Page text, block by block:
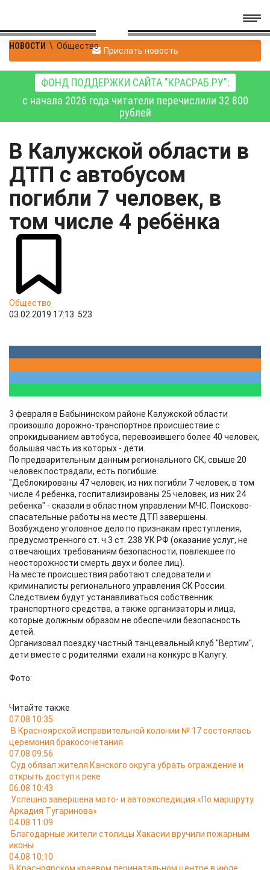
НОВОСТИ \ Общество Прислать новость
ФОНД ПОДДЕРЖКИ САЙТА "КРАСРАБ.РУ":
с начала 2026 года читатели перечислили 32 800
рублей
В Калужской области в
ДТП с автобусом
погибли 7 человек, в
том числе 4 ребёнка
Общество
03.02.2019 17:13 523
3 февраля в Бабынинском районе Калужской области
произошло дорожно-транспортное происшествие с
опрокидыванием автобуса, перевозившего более 40 человек,
большая часть из которых - дети.
По предварительным данным регионального СК, свыше 20
человек пострадали, есть погибшие.
"Деблокированы 47 человек, из них погибли 7 человек, в том
числе 4 ребенка, госпитализированы 25 человек, из них 24
ребенка" - сказали в областном управлении МЧС. Поисково-
спасательные работы на месте ДТП завершены.
Возбуждено уголовное дело по признакам преступления,
предусмотренного ст. ч.3 ст. 238 УК РФ (оказание услуг, не
отвечающих требованиям безопасности, повлекшее по
неосторожности смерть двух и более лиц).
На месте происшествия работают следователи и
криминалисты регионального управления СК России.
Следствием будут устанавливаться собственник
транспортного средства, а также организаторы и лица,
которые должным образом не обеспечили безопасность
детей.
Организовал поездку частный танцевальный клуб "Вертим",
дети вместе с родителями ехали на конкурс в Калугу.
Фото:
Читайте также
07.08 10:35
В Красноярской исправительной колонии № 17 состоялась
церемония бракосочетания
07.08 09:56
Суд обязал жителя Канского округа убрать ограждение и
открыть доступ к реке
06.08 10:43
Успешно завершена мото- и автоэкспедиция «По маршруту
Аркадия Тугаринова»
04.08 11:09
Благодарные жители столицы Хакасии вручили пожарным
иконы
04.08 10:10